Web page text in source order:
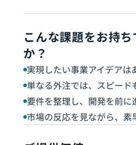
こんな課題をお持
か？
実現したい事業アイデア
単なる外注では、スピー
要件を整理し、開発を前
市場の反応を見ながら、